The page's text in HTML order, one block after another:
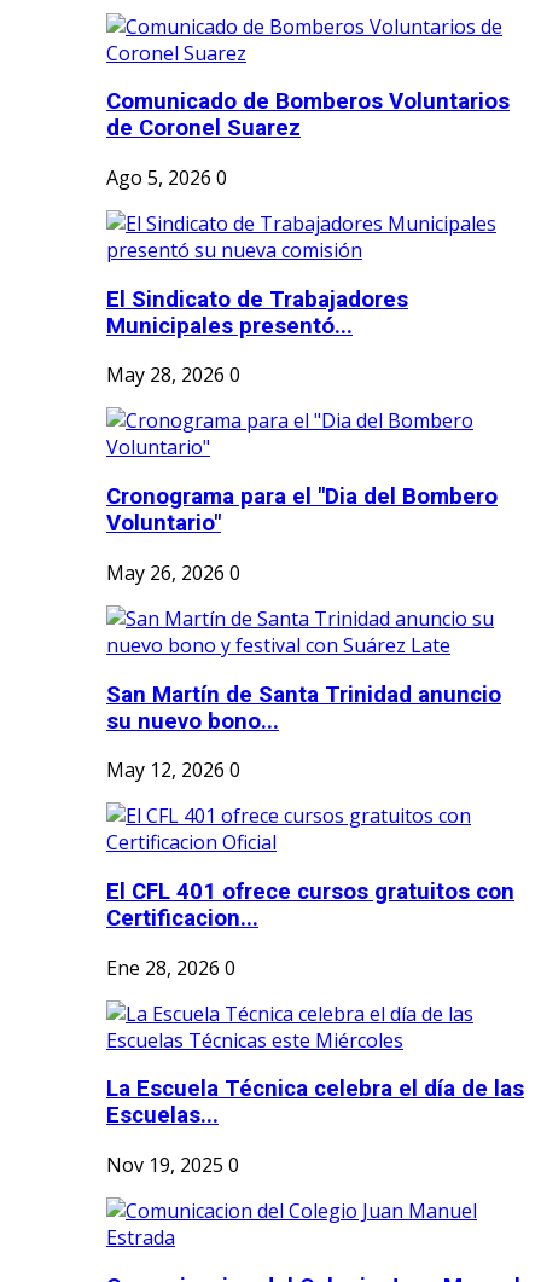
Comunicado de Bomberos Voluntarios
de Coronel Suarez
Ago 5, 2026 0
El Sindicato de Trabajadores
Municipales presentó...
May 28, 2026 0
Cronograma para el "Dia del Bombero
Voluntario"
May 26, 2026 0
San Martín de Santa Trinidad anuncio
su nuevo bono...
May 12, 2026 0
El CFL 401 ofrece cursos gratuitos con
Certificacion...
Ene 28, 2026 0
La Escuela Técnica celebra el día de las
Escuelas...
Nov 19, 2025 0